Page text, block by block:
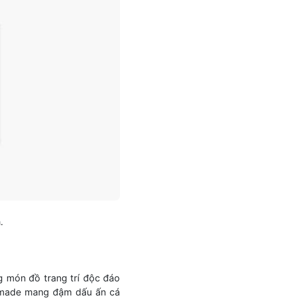
món đồ trang trí độc đáo
mang đậm dấu ấn cá